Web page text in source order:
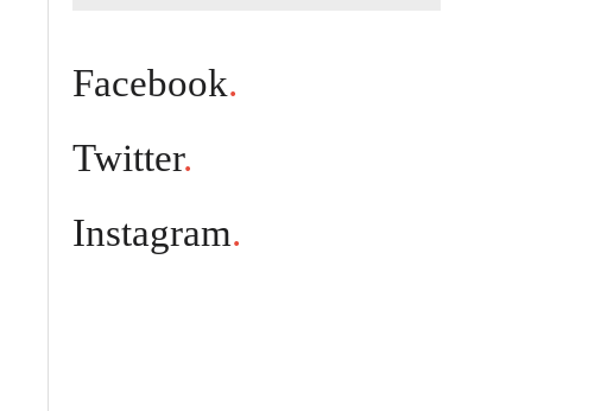
Facebook.
Twitter.
Instagram.